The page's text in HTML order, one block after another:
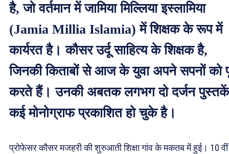
है, जो वर्तमान में जामिया मिल्लिया इस्लामिया
(Jamia Millia Islamia) में शिक्षक के रूप में
कार्यरत है। कौसर उर्दू साहित्य के शिक्षक है,
जिनकी किताबों से आज के युवा अपने सपनों को
करते हैं। उनकी अबतक लगभग दो दर्जन
कई मोनोग्राफ प्रकाशित हो चुके है।
प्रोफेसर कौसर मजहरी की शुरुआती शिक्षा गांव के मकतब में हुई। 10 वीं